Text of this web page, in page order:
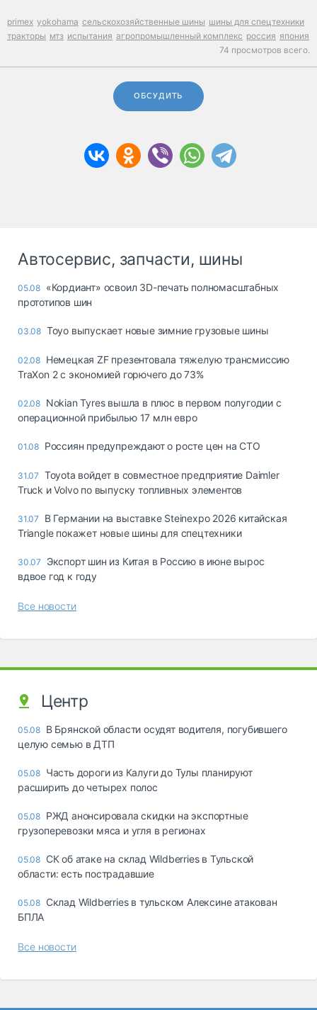
primex yokohama сельскохозяйственные шины шины для спецтехники
тракторы мтз испытания агропромышленный комплекс россия япония
74 просмотров всего.
ОБСУДИТЬ
Автосервис, запчасти, шины
05.08 «Кордиант» освоил 3D-печать полномасштабных
прототипов шин
03.08 Toyo выпускает новые зимние грузовые шины
02.08 Немецкая ZF презентовала тяжелую трансмиссию
TraXon 2 с экономией горючего до 73%
02.08 Nokian Tyres вышла в плюс в первом полугодии с
операционной прибылью 17 млн евро
01.08 Россиян предупреждают о росте цен на СТО
31.07 Toyota войдет в совместное предприятие Daimler
Truck и Volvo по выпуску топливных элементов
31.07
В Германии на выставке Steinexpo 2026 китайская
Triangle покажет новые шины для спецтехники
30.07
Экспорт шин из Китая в Россию в июне вырос
вдвое год к году
Все новости
Центр
05.08 В Брянской области осудят водителя, погубившего
целую семью в ДТП
05.08 Часть дороги из Калуги до Тулы планируют
расширить до четырех полос
05.08 РЖД анонсировала скидки на экспортные
грузоперевозки мяса и угля в регионах
05.08 СК об атаке на склад Wildberries в Тульской
области: есть пострадавшие
05.08 Склад Wildberries в тульском Алексине атакован
БПЛА
Все новости